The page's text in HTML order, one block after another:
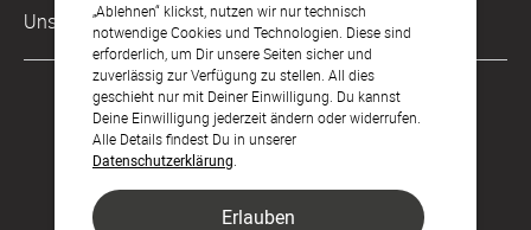
„Ablehnen“ klickst, nutzen wir nur technisch
notwendige Cookies und Technologien. Diese sind
erforderlich, um Dir unsere Seiten sicher und
zuverlässig zur Verfügung zu stellen. All dies
geschieht nur mit Deiner Einwilligung. Du kannst
Deine Einwilligung jederzeit ändern oder widerrufen.
Alle Details findest Du in unserer
Datenschutzerklärung
Erlauben
Barrierefreiheitserklärung
LLM's
Frankreich
Unsere Partner